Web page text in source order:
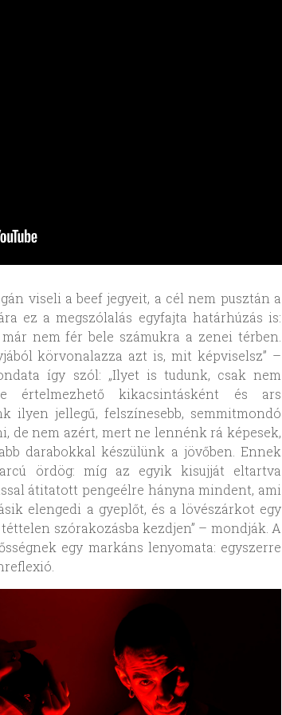
viseli a beef jegyeit, a cél nem pusztán a
ez a megszólalás egyfajta határhúzás is:
nem fér bele számukra a zenei térben.
körvonalazza azt is, mit képviselsz” –
így szól: „Ilyet is tudunk, csak nem
értelmezhető kikacsintásként és ars
ilyen jellegű, felszínesebb, semmitmondó
de nem azért, mert ne lennénk rá képesek,
darabokkal készülünk a jövőben. Ennek
ördög: míg az egyik kisujját eltartva
átitatott pengeélre hányna mindent, ami
elengedi a gyeplőt, és a lövészárkot egy
szórakozásba kezdjen” – mondják. A
egy markáns lenyomata: egyszerre